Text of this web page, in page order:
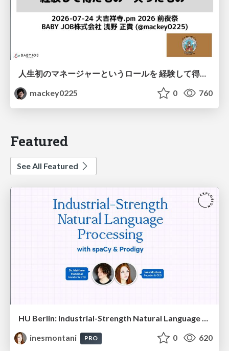
人生初のマネージャーというロールを 経験して得たもの・失ったもの / Reflections on My First Manager Role
mackey0225
0 760
Featured
See All Featured
HU Berlin: Industrial-Strength Natural Language Processing with spaCy and Prodigy
inesmontani
PRO 0 620